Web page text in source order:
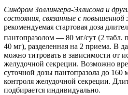
Синдром Золлингера-Эллисона и
состояния, связанные с повышенной
рекомендуемая стартовая доза
пантопразолом — 80 мг/сут (2 табл.
40 мг), разделенная на 2 приема. В
можно титровать в зависимости от
желудочной секреции. Возможно
суточной дозы пантопразола до 160
контроля желудочной секреции.
подбирается индивидуально.